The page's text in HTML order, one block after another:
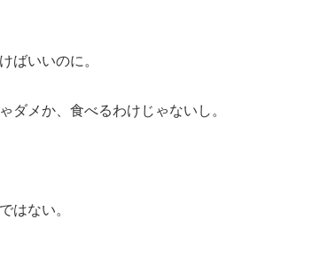
ばいいのに。
ダメか、食べるわけじゃないし。
はない。